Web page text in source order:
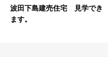
波田下島建売住宅 見学でき
ます。